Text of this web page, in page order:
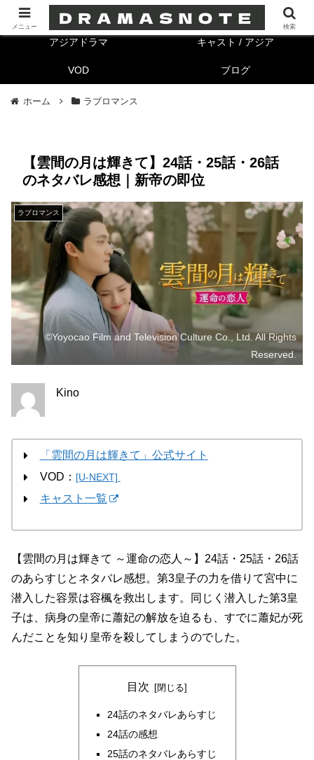
海外ドラマ キャスト/海外
アジアドラマ キャスト / アジア
VOD ブログ
ホーム ラブロマンス
【雲間の月は輝きて】24話・25話・26話
のネタバレ感想｜新帝の即位
ラブロマンス
©Yoyocao Film and Television Culture Co., Ltd. All Rights
Reserved.
Kino
「雲間の月は輝きて」公式サイト
VOD： [U-NEXT]
キャスト一覧
【雲間の月は輝きて ～運命の恋人～】24話・25話・26話
のあらすじとネタバレ感想。第3皇子の力を借りて宮中に
潜入した容景は容楓を救出します。同じく潜入した第3皇
子は、病身の皇帝に蕭妃の解放を迫るも、すでに蕭妃が死
んだことを知り皇帝を殺してしまうのでした。
目次
24話のネタバレあらすじ
24話の感想
25話のネタバレあらすじ
メニュー 検索